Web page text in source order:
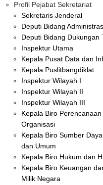
Profil Pejabat Sekretariat
Sekretaris Jenderal
Deputi Bidang
Deputi Bidang Dukungan
Inspektur Utama
Kepala Pusat Data dan
Kepala Puslitbangdiklat
Inspektur Wilayah I
Inspektur Wilayah II
Inspektur Wilayah III
Kepala Biro Perencanaan
Organisasi
Kepala Biro Sumber
dan Umum
Kepala Biro Hukum dan
Kepala Biro Keuangan
Milik Negara